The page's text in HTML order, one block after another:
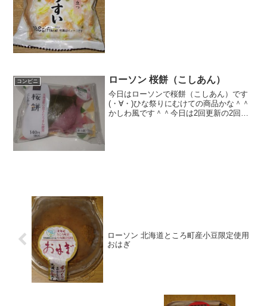
コンビニ ローソン 桜餅（こしあん）
今日はローソンで桜餅（こしあん）です
(・∀・)ひな祭りにむけての商品かな＾＾
かしわ風です＾＾今日は2回更新の2回目
ローソン 北海道ところ町産小豆限定使用
おはぎ